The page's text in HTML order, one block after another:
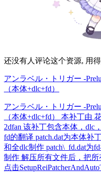
还没有人评论这个资源, 用
アンラベル・トリガー -
（本体+dlc+fd）
アンラベル・トリガー -
（本体+dlc+fd） 本补丁由
2dfan 该补丁包含本体，dlc
fd的翻译 patch.dat为本体补
和全dlc制作 patch\_fd.dat为
制作 解压所有文件后，把
点击